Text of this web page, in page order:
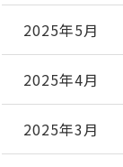
2025年5月
2025年4月
2025年3月